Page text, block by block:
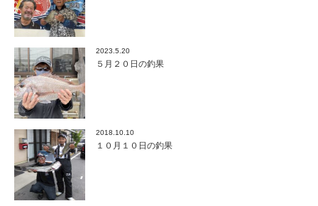
2023.5.20
５月２０日の釣果
2018.10.10
１０月１０日の釣果